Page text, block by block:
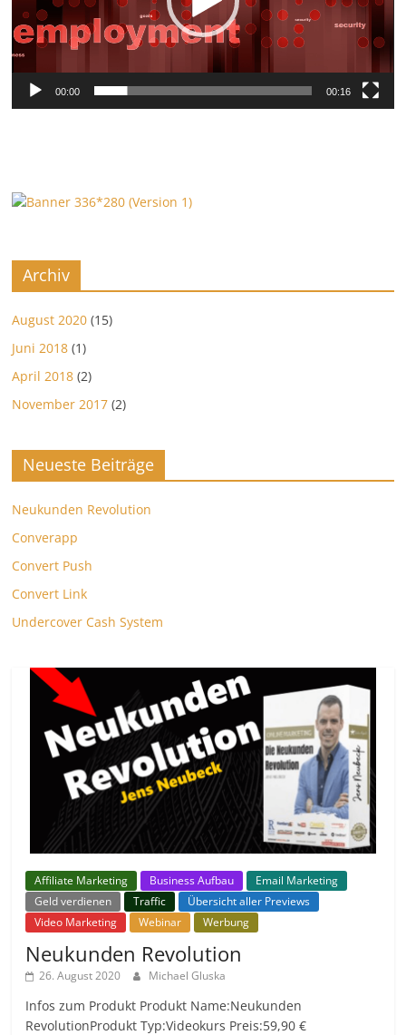
00:00 00:16
Archiv
August 2020 (15)
Juni 2018 (1)
April 2018 (2)
November 2017 (2)
Neueste Beiträge
Neukunden Revolution
Converapp
Convert Push
Convert Link
Undercover Cash System
Affiliate Marketing Business Aufbau
Email Marketing
Geld verdienen
Traffic
Übersicht aller Previews
Video Marketing
Webinar Werbung
Neukunden Revolution
26. August 2020 Michael Gluska
Infos zum Produkt Produkt Name:Neukunden
RevolutionProdukt Typ:Videokurs Preis:59,90 €